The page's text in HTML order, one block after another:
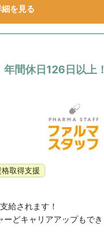
細を見る
間休日126日以上！
格取得支援
給されます！
どキャリアアップもでき